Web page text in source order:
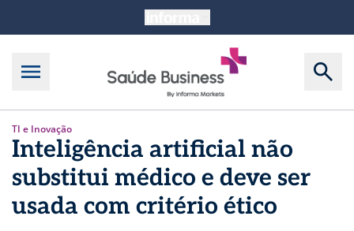
TI e Inovação
Inteligência artificial não
substitui médico e deve ser
usada com critério ético